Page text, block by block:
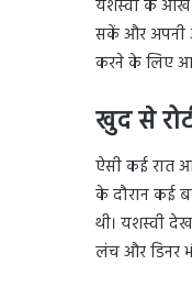
यशस्वी के आंख
सकें और अपनी
करने के लिए
खुद से
ऐसी कई रात
के दौरान कई
थी। यशस्वी
लंच और डिनर